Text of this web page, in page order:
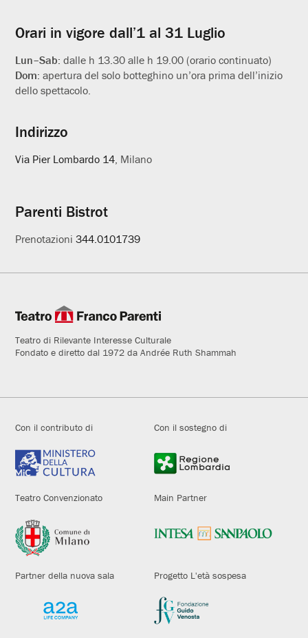
Orari in vigore dall’1 al 31 Luglio
Lun–Sab:dalle h 13.30 alle h 19.00 (orario continuato)
Dom:apertura del solo botteghino un’ora prima dell’inizio
dello spettacolo.
Indirizzo
Via Pier Lombardo 14 , Milano
Parenti Bistrot
Prenotazioni344.0101739
Teatro di Rilevante Interesse Culturale
Fondato e diretto dal 1972 da Andrée Ruth Shammah
Con il contributo di Con il sostegno di
Teatro Convenzionato Main Partner
Partner della nuova sala Progetto L'età sospesa